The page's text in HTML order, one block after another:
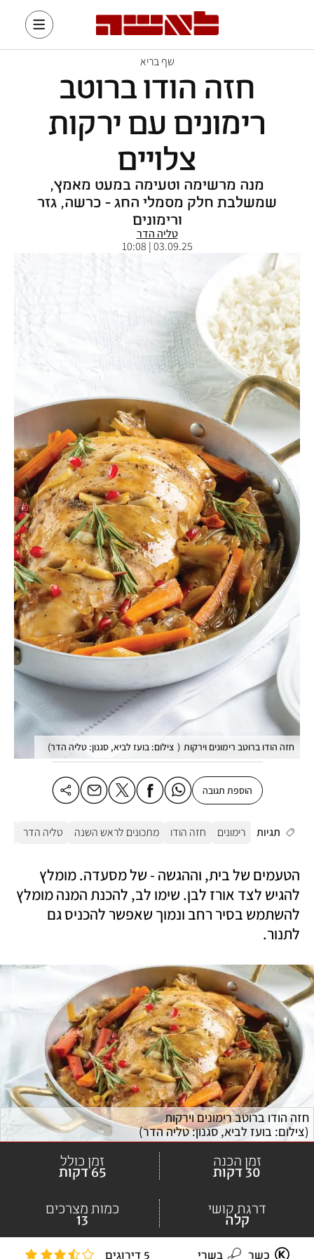
חזה הודו ברוטב רימונים וירקות ( צילום: בועז לביא, סגנון: טליה הדר)
שף בריא
חזה הודו ברוטב
רימונים עם ירקות
צלויים
מנה מרשימה וטעימה במעט מאמץ,
שמשלבת חלק מסמלי החג - כרשה, גזר
ורימונים
טליה הדר
03.09.25 | 10:08
הוספת תגובה
תגיות רימונים חזה הודו מתכונים לראש השנה טליה הדר
לתנור.
כשר בשרי 5 דירוגים
חזה הודו ברוטב רימונים וירקות
(צילום: בועז לביא, סגנון: טליה הדר)
זמן הכנה
30 דקות
זמן כולל
65 דקות
דרגת קושי
קלה
כמות מצרכים
13